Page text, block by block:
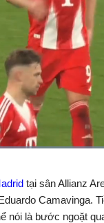
Đã
tại sân Allianz
Camavinga.
nói là bước ngoặt